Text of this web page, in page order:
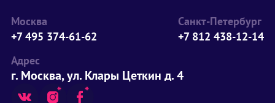
Москва
+7 495 374-61-62
Санкт-Петербург
+7 812 438-12-14
Адрес
г. Москва, ул. Клары Цеткин д. 4